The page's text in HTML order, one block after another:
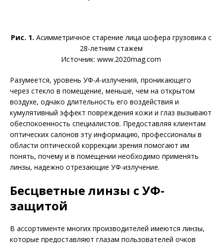
Рис. 1. Асимметричное старение лица шофера грузовика с
28-летним стажем
Источник: www.2020mag.com
Разумеется, уровень УФ-А-излучения, проникающего
через стекло в помещение, меньше, чем на открытом
воздухе, однако длительность его воздействия и
кумулятивный эффект повреждения кожи и глаз вызывают
обеспокоенность специалистов. Предоставляя клиентам
оптических салонов эту информацию, профессионалы в
области оптической коррекции зрения помогают им
понять, почему и в помещении необходимо применять
линзы, надежно отрезающие УФ-излучение.
Бесцветные линзы с УФ-
защитой
В ассортименте многих производителей имеются линзы,
которые предоставляют глазам пользователей очков